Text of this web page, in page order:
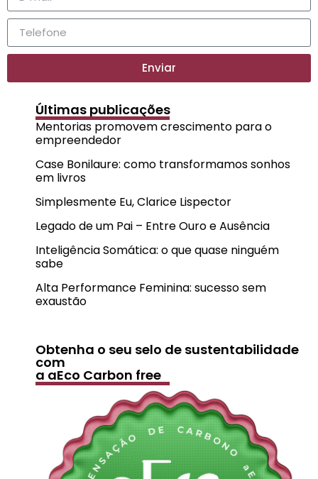
Enviar
Últimas publicações
Mentorias promovem crescimento para o
empreendedor
Case Bonilaure: como transformamos sonhos
em livros
Simplesmente Eu, Clarice Lispector
Legado de um Pai – Entre Ouro e Ausência
Inteligência Somática: o que quase ninguém
sabe
Alta Performance Feminina: sucesso sem
exaustão
Obtenha o seu selo de sustentabilidade
com
a aEco Carbon free